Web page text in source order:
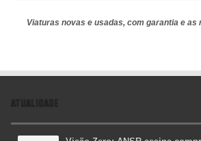
Viaturas novas e usadas, com garantia e as
ATUALIDADE